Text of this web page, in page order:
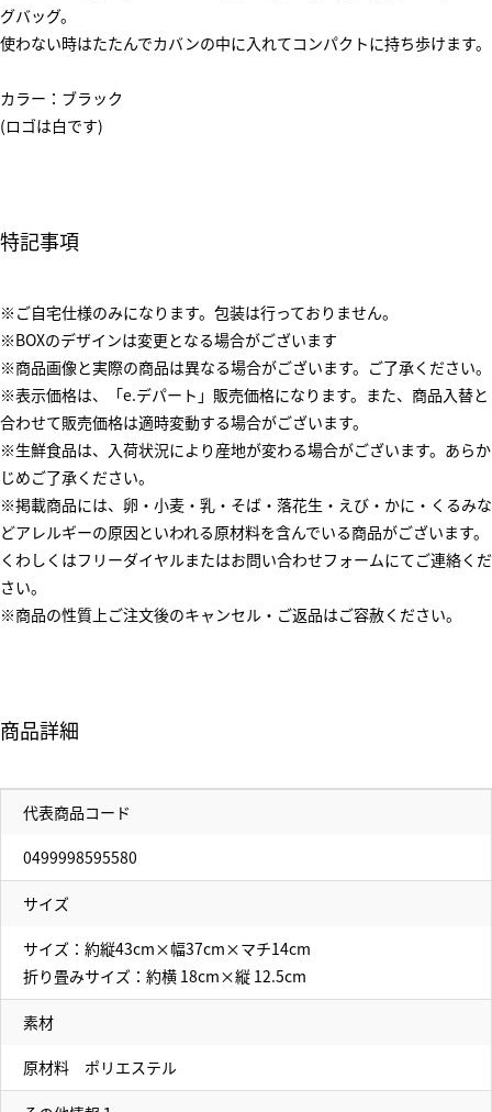
グバッグ。
使わない時はたたんでカバンの中に入れてコンパクトに持ち歩けます。
カラー：ブラック
(ロゴは白です)
特記事項
※ご自宅仕様のみになります。包装は行っておりません。
※BOXのデザインは変更となる場合がございます
※商品画像と実際の商品は異なる場合がございます。ご了承ください。
※表示価格は、「e.デパート」販売価格になります。また、商品入替と
合わせて販売価格は適時変動する場合がございます。
※生鮮食品は、入荷状況により産地が変わる場合がございます。あらか
じめご了承ください。
※掲載商品には、卵・小麦・乳・そば・落花生・えび・かに・くるみな
どアレルギーの原因といわれる原材料を含んでいる商品がございます。
くわしくはフリーダイヤルまたはお問い合わせフォームにてご連絡くだ
さい。
※商品の性質上ご注文後のキャンセル・ご返品はご容赦ください。
商品詳細
代表商品コード
0499998595580
サイズ
サイズ：約縦43cm×幅37cm×マチ14cm
折り畳みサイズ：約横 18cm×縦 12.5cm
素材
原材料 ポリエステル